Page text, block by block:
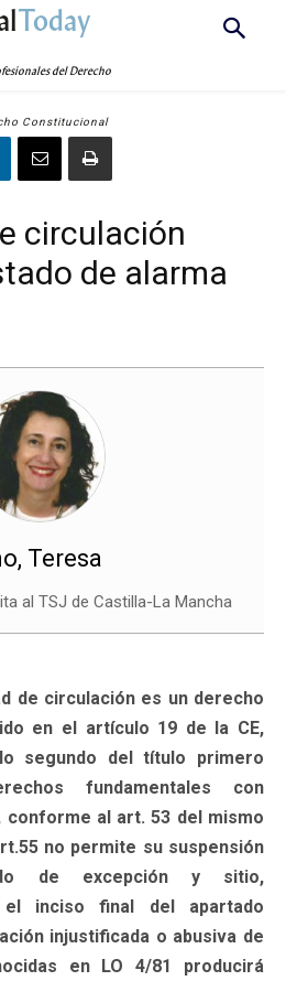
Today
del Derecho
Constitucional
circulación
de alarma
Teresa
al TSJ de Castilla-La Mancha
de circulación es un derecho
en el artículo 19 de la CE,
segundo del título primero
fundamentales con
al art. 53 del mismo
no permite su suspensión
de excepción y sitio,
el inciso final del apartado
injustificada o abusiva de
en LO 4/81 producirá